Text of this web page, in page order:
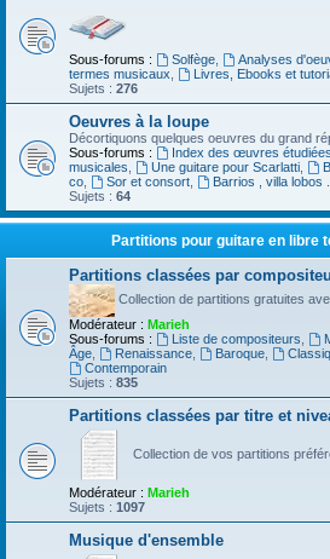
Sous-forums : Solfège, Analyses
termes musicaux
Livres, Ebooks et
Sujets : 276
Oeuvres à la loupe
Décortiquons quelques oeuvres du grand
Sous-forums :
Index des œuvres étudiées
musicales
Une guitare pour Scarlatti,
co
Sor et consort, Barrios , villa lobos ...
Sujets : 64
Partitions pour guitare en libre
Partitions classées par
Collection de partitions gratuites
Modérateur : Marieh
Sous-forums :
Liste de compositeurs
Âge
Renaissance, Baroque,
Contemporain
Sujets : 835
Partitions classées par titre et
Collection de vos partitions
Modérateur : Marieh
Sujets : 1097
Musique d'ensemble